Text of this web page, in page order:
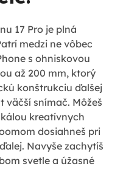
17 Pro je plná
medzi ne vôbec
s ohniskovou
až 200 mm, ktorý
konštrukciu ďalšej
väčší snímač. Môžeš
kreatívnych
dosiahneš pri
Navyše zachytíš
svetle a úžasné